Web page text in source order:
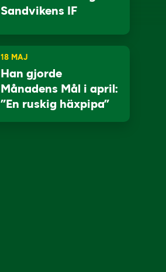
Sandvikens IF
18 MAJ
Han gjorde
Månadens Mål i april:
”En ruskig häxpipa”